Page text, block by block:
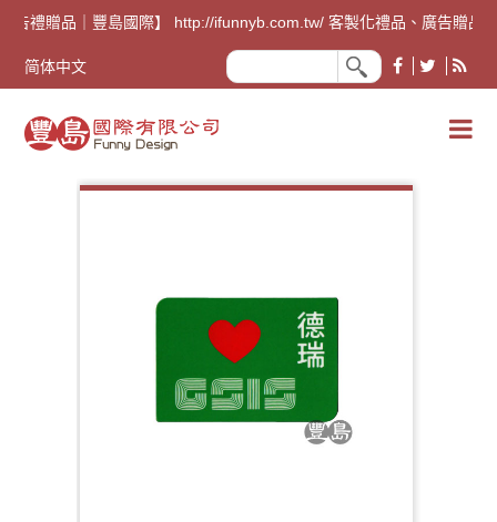
告禮贈品｜豐島國際】 http://ifunnyb.com.tw/ 客製化禮品、廣告贈品
简体中文